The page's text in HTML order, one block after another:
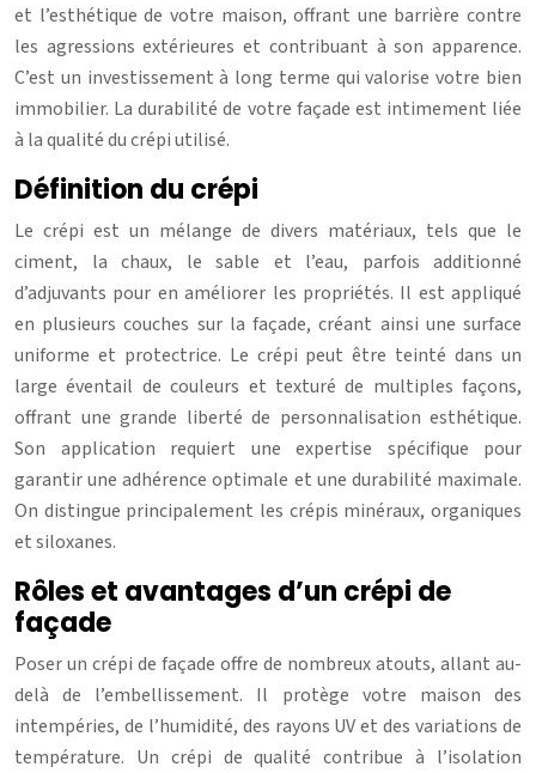
et l’esthétique de votre maison, offrant une barrière contre
les agressions extérieures et contribuant à son apparence.
C’est un investissement à long terme qui valorise votre bien
immobilier. La durabilité de votre façade est intimement liée
à la qualité du crépi utilisé.
Définition du crépi
Le crépi est un mélange de divers matériaux, tels que le
ciment, la chaux, le sable et l’eau, parfois additionné
d’adjuvants pour en améliorer les propriétés. Il est appliqué
en plusieurs couches sur la façade, créant ainsi une surface
uniforme et protectrice. Le crépi peut être teinté dans un
large éventail de couleurs et texturé de multiples façons,
offrant une grande liberté de personnalisation esthétique.
Son application requiert une expertise spécifique pour
garantir une adhérence optimale et une durabilité maximale.
On distingue principalement les crépis minéraux, organiques
et siloxanes.
Rôles et avantages d’un crépi de
façade
Poser un crépi de façade offre de nombreux atouts, allant au-
delà de l’embellissement. Il protège votre maison des
intempéries, de l’humidité, des rayons UV et des variations de
température. Un crépi de qualité contribue à l’isolation